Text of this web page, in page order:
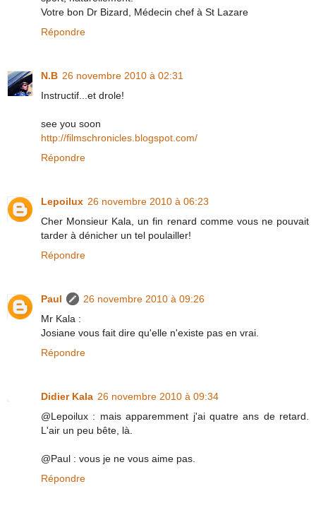
Votre bon Dr Bizard, Médecin chef à St Lazare
Répondre
N.B 26 novembre 2010 à 02:31
Instructif...et drole!
see you soon
http://filmschronicles.blogspot.com/
Répondre
Lepoilux 26 novembre 2010 à 06:23
Cher Monsieur Kala, un fin renard comme vous ne pouvait
tarder à dénicher un tel poulailler!
Répondre
Paul
26 novembre 2010 à 09:26
Mr Kala :
Josiane vous fait dire qu'elle n'existe pas en vrai.
Répondre
Didier Kala 26 novembre 2010 à 09:34
@Lepoilux : mais apparemment j'ai quatre ans de retard.
L'air un peu bête, là.
@Paul : vous je ne vous aime pas.
Répondre